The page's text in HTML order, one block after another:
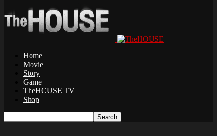
Home
Movie
Story
Game
TheHOUSE TV
Shop